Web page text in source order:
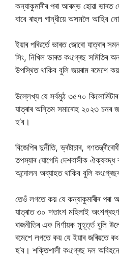
কন্যাকুমাৰীৰ পৰা আৰম্ভ হোৱা ভাৰত
বাবে ৰাহুল গান্ধীয়ে অসমলৈ আহিব
ইয়াৰ পৰিৱৰ্তে ভাৰত জোৰো যাত্ৰাৰ
সিং, নিখিল ভাৰত কংগ্ৰেছ সমিতিৰ
উপস্থিত থাকিব বুলি জয়ৰাম ৰমেশে
উল্লেখ্য যে সর্বমুঠ ৩৫৭০
যাত্ৰাৰ অন্তিম সমাৰোহ ২০২৩ চনৰ
হ’ব।
বিজেপিৰ দুৰ্নীতি, ভ্ৰষ্টাচাৰ,
তপস্যাৰ যোগেদি দেশবাসীক ঐক্যবদ্ধ
অন্দোলন অব্যাহত থাকিব বুলি
তেওঁ লগতে কয় যে কন্যাকুমাৰীৰ
যাত্ৰাত ৩০ শতাংশ মহিলাই
ৰাজনীতিৰ এক নির্ণায়ক মুহূৰ্ত্ত বুলি
ৰমেশে লগতে কয় যে ইয়াৰ জৰিয়তে
হ’ব। শক্তিশালী কংগ্ৰেছ দল